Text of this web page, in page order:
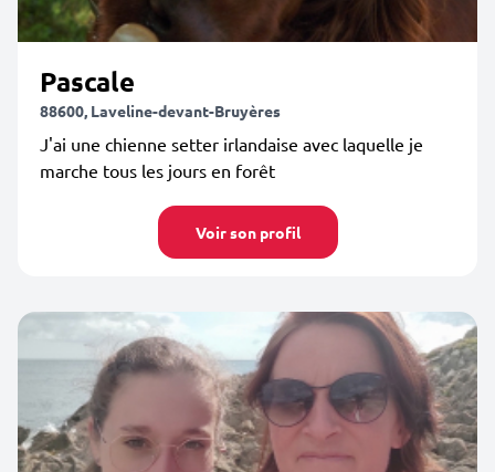
Pascale
88600, Laveline-devant-Bruyères
J'ai une chienne setter irlandaise avec laquelle je
marche tous les jours en forêt
Voir son profil